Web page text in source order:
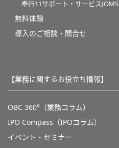
奉行11サポート・サービス
無料体験
導入のご相談・問合せ
【業務に関するお役立ち情報】
OBC 360°（業務コラム）
IPO Compass（IPOコラム）
イベント・セミナー